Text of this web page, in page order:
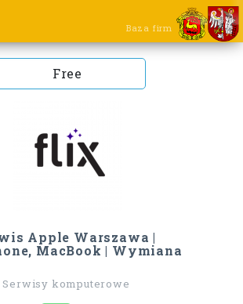
Baza firm
Free
Apple Warszawa |
MacBook | Wymiana
komputerowe